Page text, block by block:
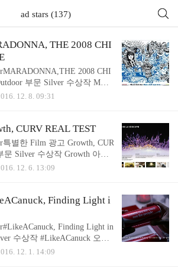
ad stars (137)
THE 2008 CHI
2008 CHI
부문 Silver 수상작 MAR
광고는 Outdoor, 옥외광고
은 임시 마커뿐만 아니라
문구류 브랜드인데요.사람들
포스터에서 유명 인사의 모습
기를 원하는 것들과, 또 잊을
요. 화이트 보드에 Voken의
용하면 게시판에 남기고 싶..
12. 8. 09:31
CURV REAL TEST
특별한 Film 광고 Growth, CUR
Silver 수상작 Growth 아름
직접적인 영상으로 소비자들
람들의 눈 앞에 펼쳐집니다.
늘어나고, 움직이기도 하면
. 이 영상은 사실 필리핀의
는 전문 항진균 세제의 광고
정에서는 옷을 건조시키기 위
실내에서 옷을 말리는데요.
12. 6. 13:09
Finding Light i
Finding Light in
수상작 #LikeACanuck 오늘
문의 수상작들 인데요. 조금
12. 1. 14:09